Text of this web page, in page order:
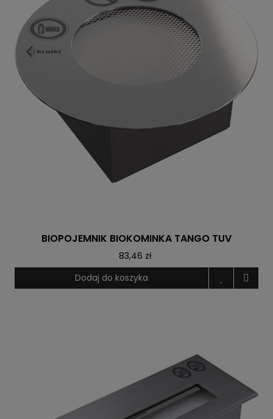
BIOPOJEMNIK BIOKOMINKA TANGO TUV
83,46 zł
Dodaj do koszyka